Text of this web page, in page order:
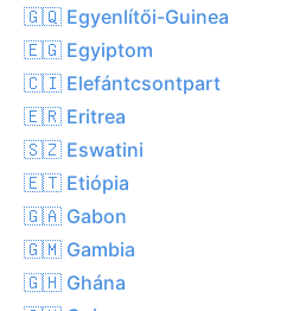
🇬🇶 Egyenlítői-Guinea
🇪🇬 Egyiptom
🇨🇮 Elefántcsontpart
🇪🇷 Eritrea
🇸🇿 Eswatini
🇪🇹 Etiópia
🇬🇦 Gabon
🇬🇲 Gambia
🇬🇭 Ghána